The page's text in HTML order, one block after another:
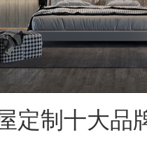
定制十大品